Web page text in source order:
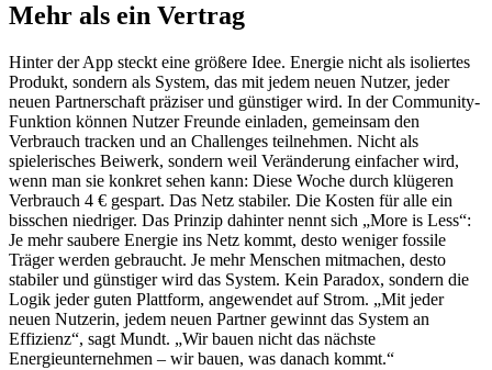
Mehr als ein Vertrag
Hinter der App steckt eine größere Idee. Energie nicht als isoliertes
Produkt, sondern als System, das mit jedem neuen Nutzer, jeder
neuen Partnerschaft präziser und günstiger wird. In der Community-
Funktion können Nutzer Freunde einladen, gemeinsam den
Verbrauch tracken und an Challenges teilnehmen. Nicht als
spielerisches Beiwerk, sondern weil Veränderung einfacher wird,
wenn man sie konkret sehen kann: Diese Woche durch klügeren
Verbrauch 4 € gespart. Das Netz stabiler. Die Kosten für alle ein
bisschen niedriger. Das Prinzip dahinter nennt sich „More is Less“:
Je mehr saubere Energie ins Netz kommt, desto weniger fossile
Träger werden gebraucht. Je mehr Menschen mitmachen, desto
stabiler und günstiger wird das System. Kein Paradox, sondern die
Logik jeder guten Plattform, angewendet auf Strom. „Mit jeder
neuen Nutzerin, jedem neuen Partner gewinnt das System an
Effizienz“, sagt Mundt. „Wir bauen nicht das nächste
Energieunternehmen – wir bauen, was danach kommt.“